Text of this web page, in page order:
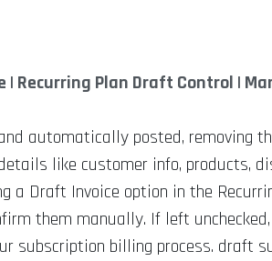
Recurring Plan Draft Control |
automatically posted, removing
like customer info, products,
Draft Invoice option in the
them manually. If left
subscription billing process. draft